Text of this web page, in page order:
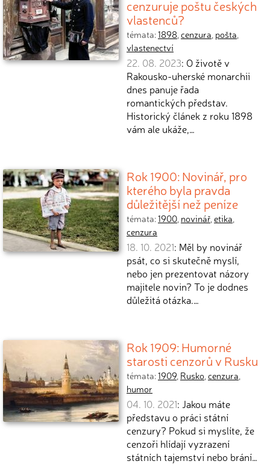
cenzuruje poštu českých
vlastenců?
témata:1898,cenzura, pošta,
vlastenectví
22. 08. 2023: O životě v
Rakousko-uherské monarchii
dnes panuje řada
romantických představ.
Historický článek z roku 1898
vám ale ukáže,…
Rok 1900: Novinář, pro
kterého byla pravda
důležitější než peníze
témata:1900, novinář,etika,
cenzura
18. 10. 2021: Měl by novinář
psát, co si skutečně myslí,
nebo jen prezentovat názory
majitele novin? To je dodnes
důležitá otázka.…
Rok 1909: Humorné
starosti cenzorů v Rusku
témata:1909, Rusko,cenzura,
humor
04. 10. 2021: Jakou máte
představu o práci státní
cenzury? Pokud si myslíte, že
cenzoři hlídají vyzrazení
státních tajemství nebo brání…